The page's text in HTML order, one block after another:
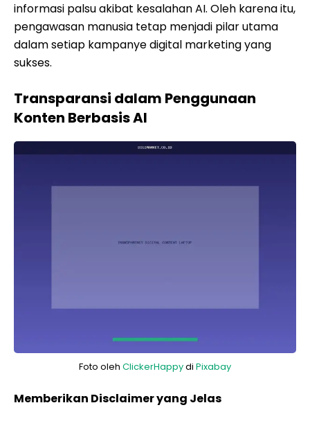
informasi palsu akibat kesalahan AI. Oleh karena itu,
pengawasan manusia tetap menjadi pilar utama
dalam setiap kampanye digital marketing yang
sukses.
Transparansi dalam Penggunaan
Konten Berbasis AI
Foto oleh ClickerHappydi Pixabay
Memberikan Disclaimer yang Jelas